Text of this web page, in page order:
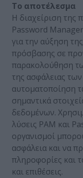
Το αποτέλεσμα
Η διαχείριση της
Password
για την αύξηση
πρόσβασης σε
παρακολούθηση
της ασφάλειας
αυτοματοποίηση
σημαντικά
δεδομένων.
λύσεις PAM και
οργανισμοί
ασφάλεια και να
πληροφορίες και
και επιθέσεις.